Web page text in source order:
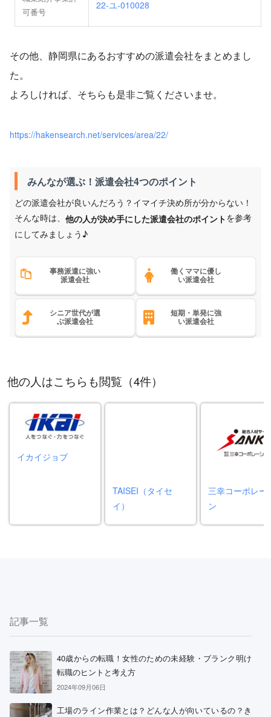
可番号
22-ユ-010028
その他、静岡県にあるおすすめの派遣会社をまとめまし
た。
よろしければ、そちらも是非ご覧くださいませ。
https://hakensearch.net/services/area/22/
みんなが選ぶ！派遣会社4つのポイント
どの派遣会社が良いんだろう？イマイチ決め所が分からない！
そんな時は、 他の人が決め手にした派遣会社のポイントを参考
にしてみましょう♪
事務派遣に強い
派遣会社
働くママに優し
い派遣会社
シニア世代が選
ぶ派遣会社
短期・単発に強
い派遣会社
他の人はこちらも閲覧（4件）
イカイジョブ
TAISEI（タイセ
イ）
三幸コーポレー
ン
記事一覧
40歳からの転職！女性のための未経験・ブランク明け
転職のヒントと考え方
2024年09月06日
工場のライン作業とは？どんな人が向いているの？き